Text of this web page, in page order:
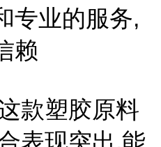
专业的服务,
赖
款塑胶原料
表现突出,能